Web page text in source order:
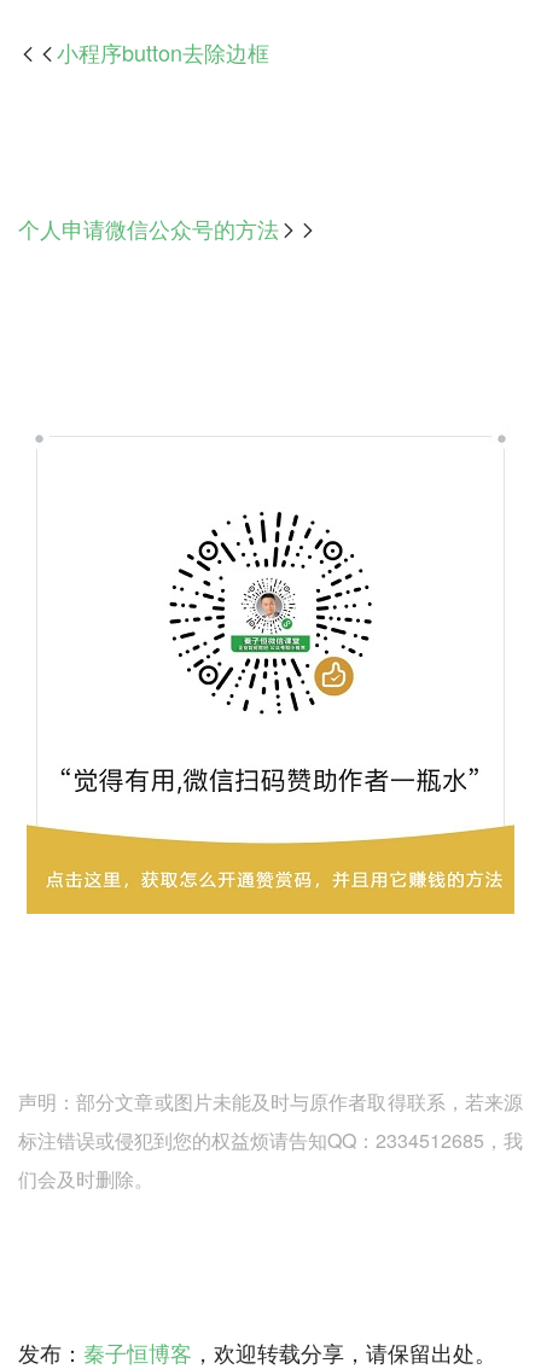
 小程序button去除边框
个人申请微信公众号的方法 
声明：部分文章或图片未能及时与原作者取得联系，若来源
标注错误或侵犯到您的权益烦请告知QQ：2334512685，我
们会及时删除。
发布： 秦子恒博客 ，欢迎转载分享，请保留出处。